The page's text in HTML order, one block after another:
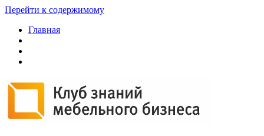
Перейти к содержимому
Главная